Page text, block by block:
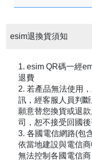
esim退換貨須知
1. esim QR碼一經
退費
2. 若產品無法使用
訊，經客服人員判
願意替您換貨或退
司，恕不接受回國
3. 各國電信網路(包
依當地建設與電信
無法控制各國電信